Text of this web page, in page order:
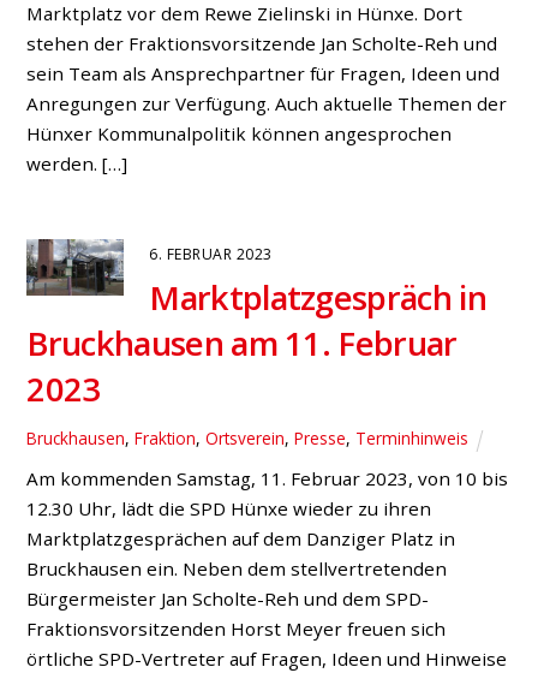
Marktplatz vor dem Rewe Zielinski in Hünxe. Dort
stehen der Fraktionsvorsitzende Jan Scholte-Reh und
sein Team als Ansprechpartner für Fragen, Ideen und
Anregungen zur Verfügung. Auch aktuelle Themen der
Hünxer Kommunalpolitik können angesprochen
werden. […]
6. FEBRUAR 2023
Marktplatzgespräch in
Bruckhausen am 11. Februar
2023
Bruckhausen,Fraktion,Ortsverein,Presse, Terminhinweis
Am kommenden Samstag, 11. Februar 2023, von 10 bis
12.30 Uhr, lädt die SPD Hünxe wieder zu ihren
Marktplatzgesprächen auf dem Danziger Platz in
Bruckhausen ein. Neben dem stellvertretenden
Bürgermeister Jan Scholte-Reh und dem SPD-
Fraktionsvorsitzenden Horst Meyer freuen sich
örtliche SPD-Vertreter auf Fragen, Ideen und Hinweise